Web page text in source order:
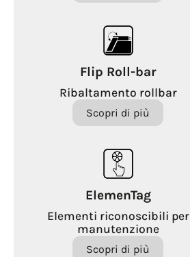
Flip Roll-bar
Ribaltamento rollbar
Scopri di più
ElemenTag
Elementi riconoscibili per
manutenzione
Scopri di più